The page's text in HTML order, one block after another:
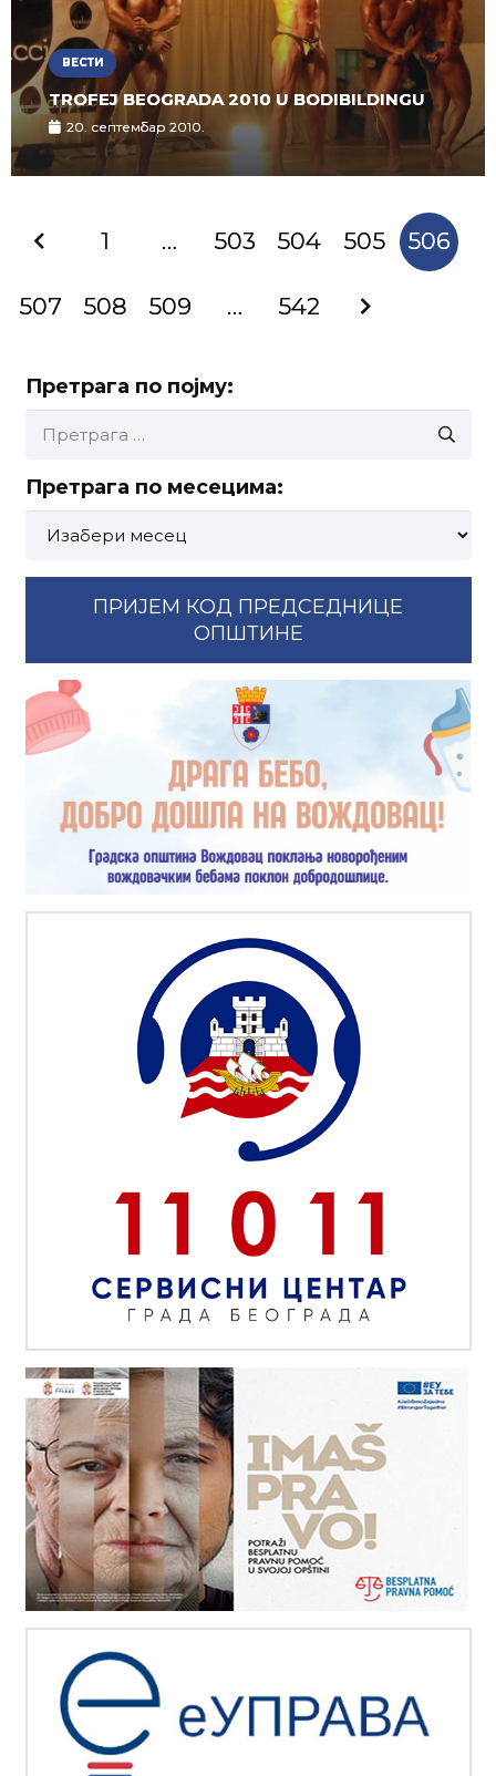
ВЕСТИ
TROFEJ BEOGRADA 2010 U BODIBILDINGU
20. септембар 2010.
1 … 503 504 505 506
507 508 509 … 542
Претрага по појму:
за:
Претрага по месецима:
месецима:
ПРИЈЕМ КОД ПРЕДСЕДНИЦЕ
ОПШТИНЕ